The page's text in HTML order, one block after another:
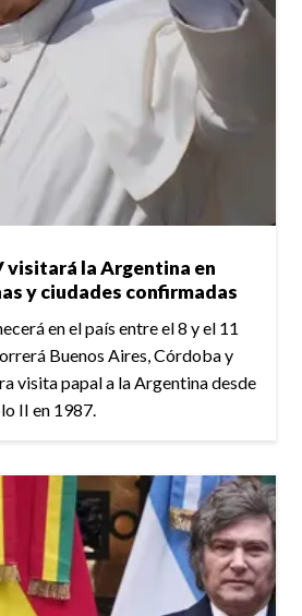
visitará la Argentina en
y ciudades confirmadas
en el país entre el 8 y el 11
Buenos Aires, Córdoba y
visita papal a la Argentina desde
II en 1987.